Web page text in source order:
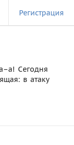
Регистрация
Сегодня
в атаку